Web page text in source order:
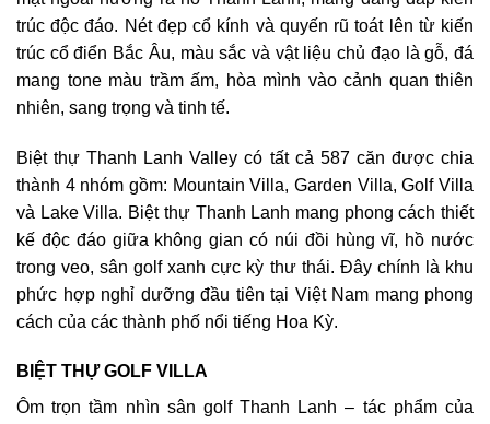
trúc độc đáo. Nét đẹp cổ kính và quyến rũ toát lên từ kiến
trúc cổ điển Bắc Âu, màu sắc và vật liệu chủ đạo là gỗ, đá
mang tone màu trầm ấm, hòa mình vào cảnh quan thiên
nhiên, sang trọng và tinh tế.
Biệt thự Thanh Lanh Valley có tất cả 587 căn được chia
thành 4 nhóm gồm: Mountain Villa, Garden Villa, Golf Villa
và Lake Villa. Biệt thự Thanh Lanh mang phong cách thiết
kế độc đáo giữa không gian có núi đồi hùng vĩ, hồ nước
trong veo, sân golf xanh cực kỳ thư thái. Đây chính là khu
phức hợp nghỉ dưỡng đầu tiên tại Việt Nam mang phong
cách của các thành phố nổi tiếng Hoa Kỳ.
BIỆT THỰ GOLF VILLA
Ôm trọn tầm nhìn sân golf Thanh Lanh – tác phẩm của